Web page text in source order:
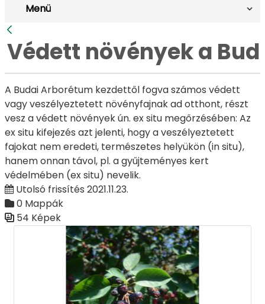
Menü
Vissza
Védett növények a
A Budai Arborétum kezdettől fogva számos védett
vagy veszélyeztetett növényfajnak ad otthont, részt
vesz a védett növények ún. ex situ megőrzésében: Az
ex situ kifejezés azt jelenti, hogy a veszélyeztetett
fajokat nem eredeti, természetes helyükön (in situ),
hanem onnan távol, pl. a gyűjteményes kert
védelmében (ex situ) nevelik.
Utolsó frissítés 2021.11.23.
0 Mappák
54 Képek